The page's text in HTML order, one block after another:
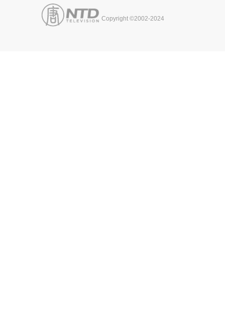
Copyright ©2002-2024